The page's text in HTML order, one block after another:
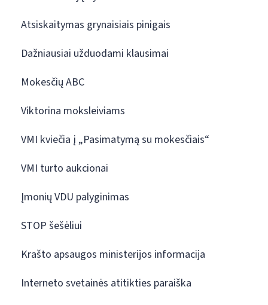
Atsiskaitymas grynaisiais pinigais
Dažniausiai užduodami klausimai
Mokesčių ABC
Viktorina moksleiviams
VMI kviečia į „Pasimatymą su mokesčiais“
VMI turto aukcionai
Įmonių VDU palyginimas
STOP šešėliui
Krašto apsaugos ministerijos informacija
Interneto svetainės atitikties paraiška